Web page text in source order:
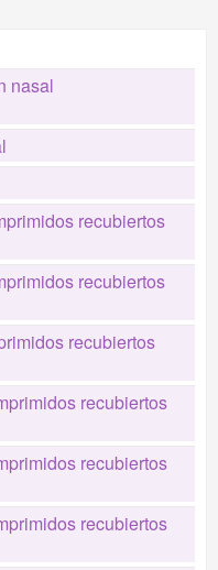
nasal
recubiertos
recubiertos
recubiertos
recubiertos
recubiertos
recubiertos